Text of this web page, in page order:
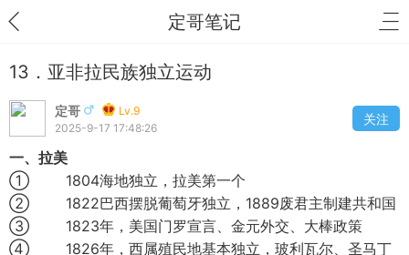
定哥笔记
13．亚非拉民族独立运动
定哥
Lv.9
2025-9-17 17:48:26
关注
一、拉美
① 1804海地独立，拉美第一个
② 1822巴西摆脱葡萄牙独立，1889废君主制建共和国
③ 1823年，美国门罗宣言、金元外交、大棒政策
④ 1826年，西属殖民地基本独立，玻利瓦尔、圣马丁